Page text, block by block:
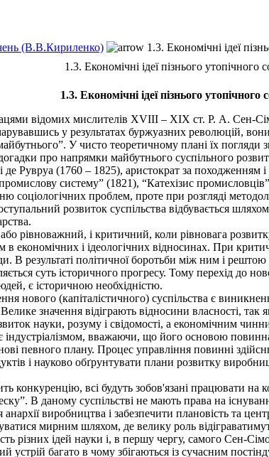
(В.В.Кириленко)
1.3. Економічні ідеї
1.3. Економічні ідеї пізнього утопічного
1.3. Економічні ідеї пізнього утопічного
відомих мислителів XVIII – XIX ст. Р. А. Сен-
у результатах буржуазних революцій,
У чисто теоретичному плані їх погляди
про напрямки майбутнього суспільного
Рувруа (1760 – 1825), аристократ за походженням
систему” (1821), “Катехізис
проблем, проте при розгляді
розвиток суспільства відбувається
рівноважний, і критичний, коли рівновага
економічних і ідеологічних відносинах. При
В результаті політичної боротьби між ним і рештою
суть історичного прогресу. Тому перехід до
є історичною необхідністю.
(капіталістичного) суспільства є
значення відіграють відносини власності, так
науки, розуму і свідомості, а економічним
вважаючи, що його основою
певного плану. Процес управління повинні
і науково обґрунтувати плани розвитку
конкуренцію, всі будуть зобов'язані працювати
В даному суспільстві не мають права на
виробництва і забезпечити плановість та
мирним шляхом, де велику роль
різних ідей науки і, в першу чергу, самого Сен-
багато в чому збігаються із сучасним